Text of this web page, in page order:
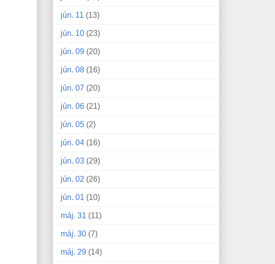
jún. 11 (13)
jún. 10 (23)
jún. 09 (20)
jún. 08 (16)
jún. 07 (20)
jún. 06 (21)
jún. 05 (2)
jún. 04 (16)
jún. 03 (29)
jún. 02 (26)
jún. 01 (10)
máj. 31 (11)
máj. 30 (7)
máj. 29 (14)